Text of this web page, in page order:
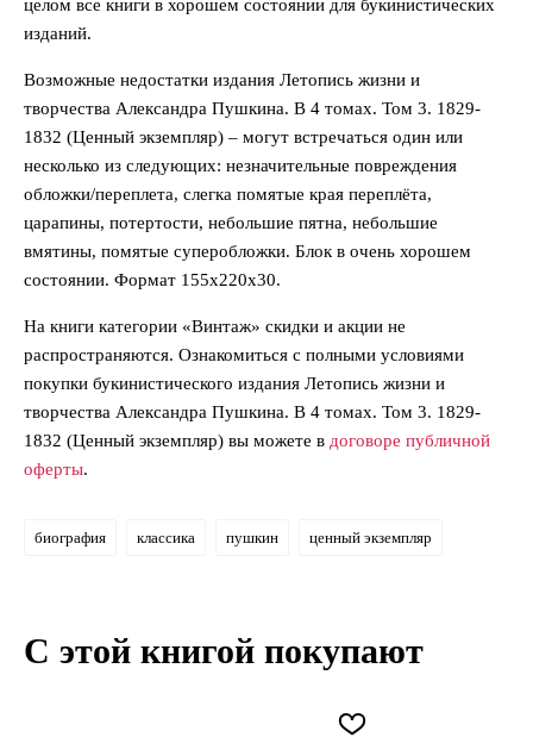
целом все книги в хорошем состоянии для букинистических
изданий.
Возможные недостатки издания Летопись жизни и
творчества Александра Пушкина. В 4 томах. Том 3. 1829-
1832 (Ценный экземпляр) – могут встречаться один или
несколько из следующих: незначительные повреждения
обложки/переплета, слегка помятые края переплёта,
царапины, потертости, небольшие пятна, небольшие
вмятины, помятые суперобложки. Блок в очень хорошем
состоянии. Формат 155х220х30.
На книги категории «Винтаж» скидки и акции не
распространяются. Ознакомиться с полными условиями
покупки букинистического издания Летопись жизни и
творчества Александра Пушкина. В 4 томах. Том 3. 1829-
1832 (Ценный экземпляр) вы можете в договоре публичной
оферты.
биография классика пушкин ценный экземпляр
С этой книгой покупают